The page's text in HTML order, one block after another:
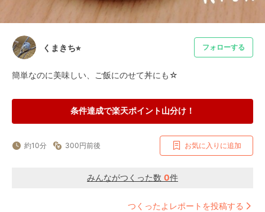
くまきち⭐︎ フォローする
簡単なのに美味しい、ご飯にのせて丼にも☆
条件達成で楽天ポイント山分け！
約10分 300円前後 お気に入りに追加
みんながつくった数 0件
つくったよレポートを投稿する